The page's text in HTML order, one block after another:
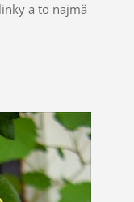
a to najmä